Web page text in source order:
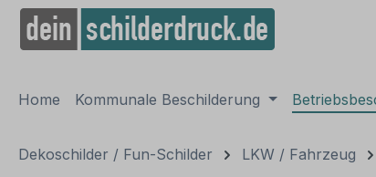
Zur Hauptnavigation springen
Home Kommunale Beschilderung
Dekoschilder / Fun-Schilder LKW / Fahrzeug